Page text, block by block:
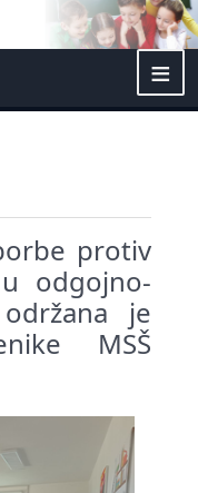
≡
protiv
odgojno-
je
MSŠ